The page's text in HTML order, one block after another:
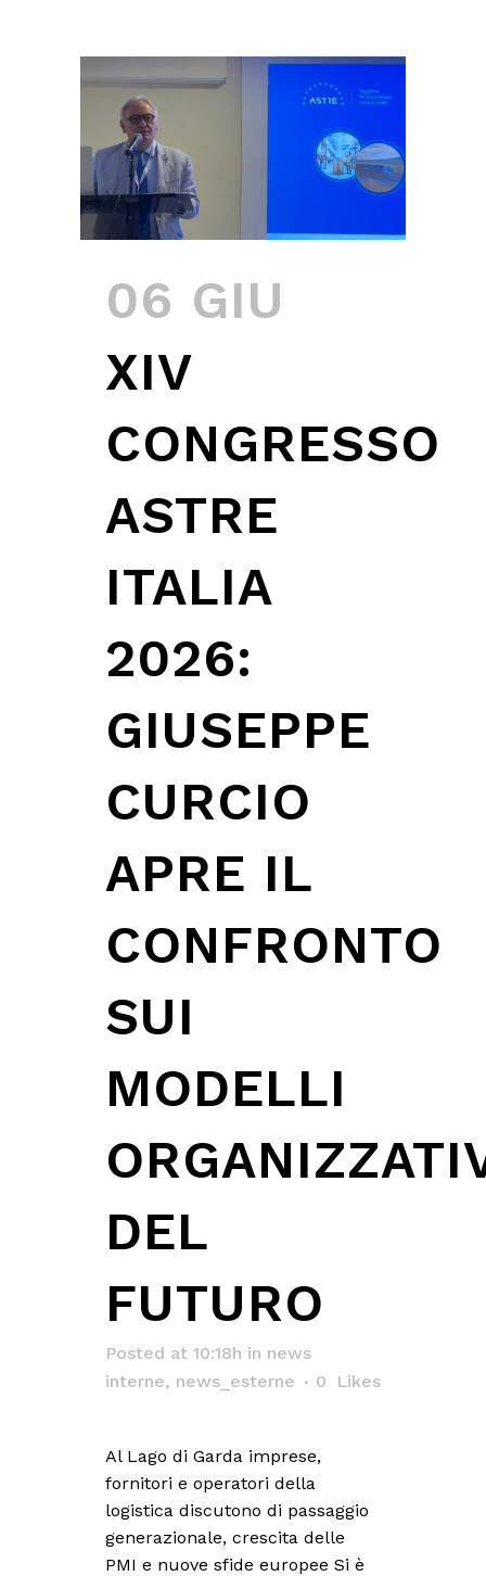
06 GIU
XIV
CONGRESSO
ASTRE
ITALIA
2026:
GIUSEPPE
CURCIO
APRE IL
CONFRONTO
SUI
MODELLI
DEL
FUTURO
Posted at 10:18h in news
interne, news_esterne 0 Likes
Al Lago di Garda imprese,
fornitori e operatori della
logistica discutono di passaggio
generazionale, crescita delle
PMI e nuove sfide europee Si è